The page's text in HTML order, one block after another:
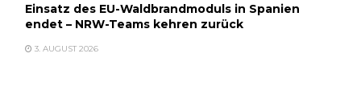
Einsatz des EU-Waldbrandmoduls in Spanien
endet – NRW-Teams kehren zurück
3. AUGUST 2026